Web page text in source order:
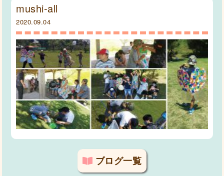
mushi-all
2020.09.04
ブログ一覧